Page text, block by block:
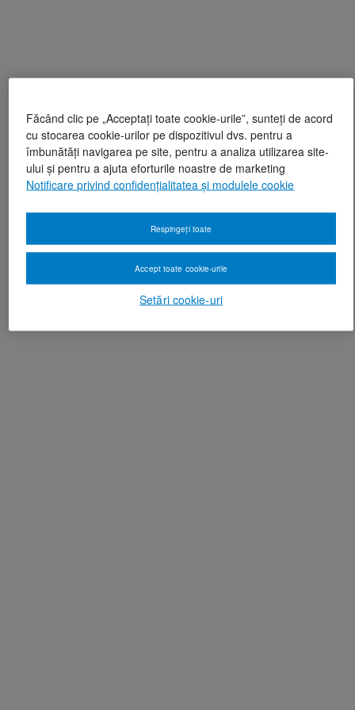
Făcând clic pe „Acceptați toate cookie-urile”, sunteți de acord
cu stocarea cookie-urilor pe dispozitivul dvs. pentru a
îmbunătăți navigarea pe site, pentru a analiza utilizarea site-
ului și pentru a ajuta eforturile noastre de marketing
Notificare privind confidențialitatea și modulele cookie
Setări cookie-uri
Respingeți toate
Accept toate cookie-urile